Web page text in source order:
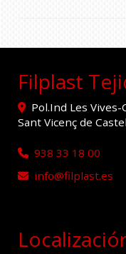
Filplast
Pol.Ind Les
Sant Vicenç de
938 33 18 00
info
filplast.es